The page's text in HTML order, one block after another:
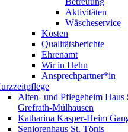
Aktivitäten
Wäscheservice
Kosten
Qualitätsberichte
Ehrenamt
Wir in Hehn
Ansprechpartner*in
Alten- und Pflegeheim Haus
Grefrath-Mülhausen
Katharina Kasper-Heim
Seniorenhaus St. Tönis